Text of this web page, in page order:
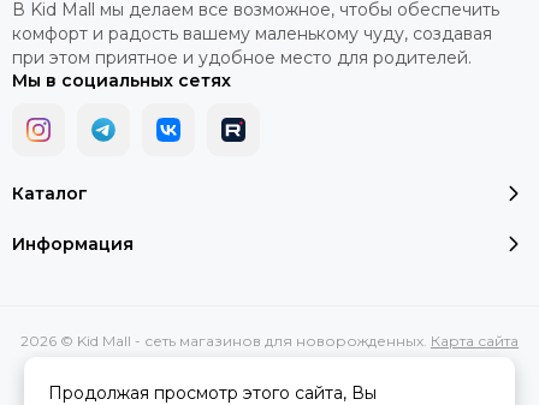
Каталог
Информация
В Kid Mall мы делаем все возможное, чтобы обеспечить
комфорт и радость вашему маленькому чуду, создавая
при этом приятное и удобное место для родителей.
Мы в социальных сетях
2026 © Kid Mall - сеть магазинов для новорожденных. Карта сайта
Продолжая просмотр этого сайта, Вы